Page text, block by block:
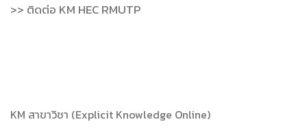
>> ติดต่อ KM HEC RMUTP
KM สาขาวิชา (Explicit Knowledge Online)